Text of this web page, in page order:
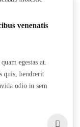
venenatis
egestas at.
quis, hendrerit
odio in sem